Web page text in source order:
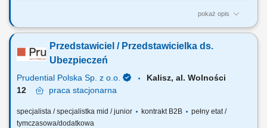
pokaż opis
Twój zakres obowiązków: budowanie własnego biznesu przy wsparciu
organizacja własnej aktywności i kalendarza spotkań.
Przedstawiciel / Przedstawicielka ds.
Ubezpieczeń
Prudential Polska Sp. z o.o.
Kalisz, al. Wolności
12
praca stacjonarna
specjalista / specjalistka mid / junior kontrakt B2B
pełny etat /
tymczasowa/dodatkowa